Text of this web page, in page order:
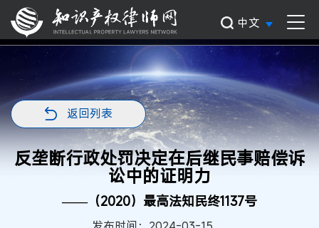
中文
返回列表
反垄断行政处罚决定在后继民事赔偿诉
讼中的证明力
——（2020）最高法知民终1137号